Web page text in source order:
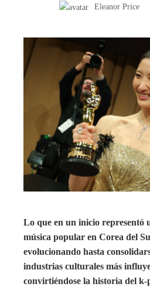
Eleanor Price
Lo que en un inicio representó
música popular en Corea del
evolucionando hasta
industrias culturales más
convirtiéndose la historia del